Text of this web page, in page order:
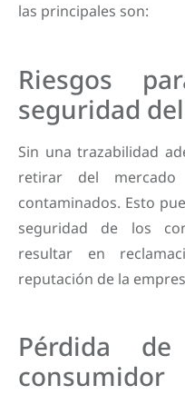
las principales son:
Riesgos
seguridad
Sin una trazabilidad
retirar del mercado
contaminados. Esto
seguridad de los
resultar en
reputación de la
Pérdida
consumidor